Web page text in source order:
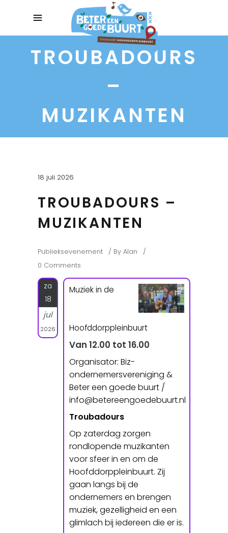
TROUBADOURS
–
MUZIKANTEN
18 juli 2026
TROUBADOURS –
MUZIKANTEN
Publieksevenement By Alan
0 Comments
za
18
jul
2026
Muziek in de
Hoofddorppleinbuurt
Van 12.00 tot 16.00
Organisator: Biz-
ondernemersvereniging &
Beter een goede buurt /
info@betereengoedebuurt.nl
Troubadours
Op zaterdag zorgen
rondlopende muzikanten
voor sfeer in en om de
Hoofddorppleinbuurt. Zij
gaan langs bij de
ondernemers en brengen
muziek, gezelligheid en een
glimlach bij iedereen die er is.